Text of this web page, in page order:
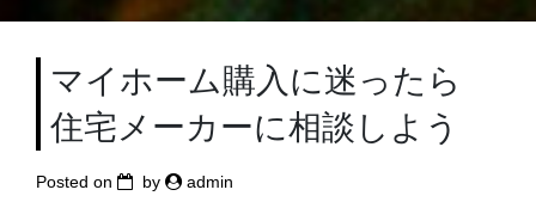
マイホーム購入に迷ったら
住宅メーカーに相談しよう
Posted on by admin